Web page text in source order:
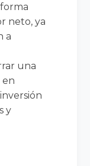
neto, ya
a
una
en
y